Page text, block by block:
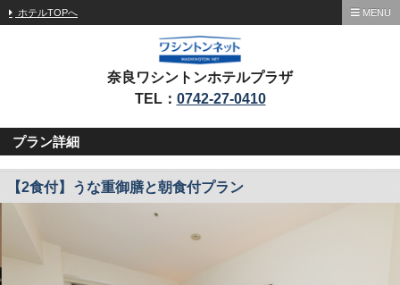
ホテルTOPへ MENU
奈良ワシントンホテルプラザ
TEL： 0742-27-0410
プラン詳細
【2食付】うな重御膳と朝食付プラン